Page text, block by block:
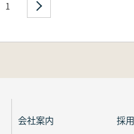
1
会社案内
採